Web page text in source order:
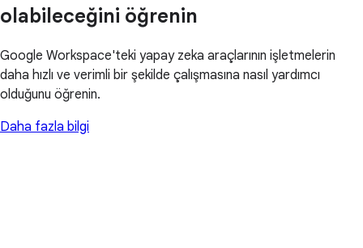
olabileceğini öğrenin
Google Workspace'teki yapay zeka araçlarının işletmelerin
daha hızlı ve verimli bir şekilde çalışmasına nasıl yardımcı
olduğunu öğrenin.
Daha fazla bilgi